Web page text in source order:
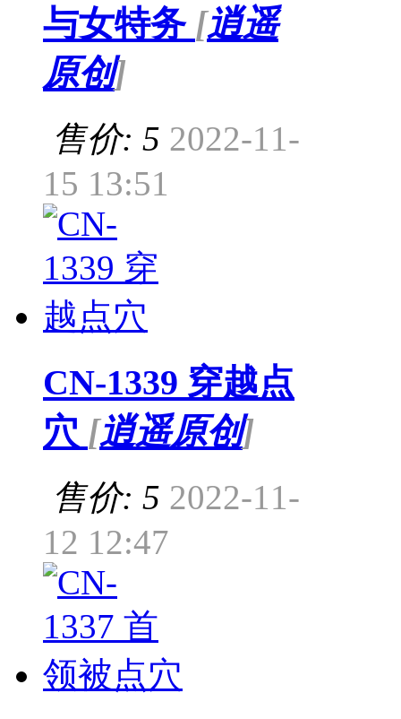
与女特务 [逍遥
原创]
售价: 5 2022-11-
15 13:51
CN-1339 穿越点
穴 [逍遥原创]
售价: 5 2022-11-
12 12:47